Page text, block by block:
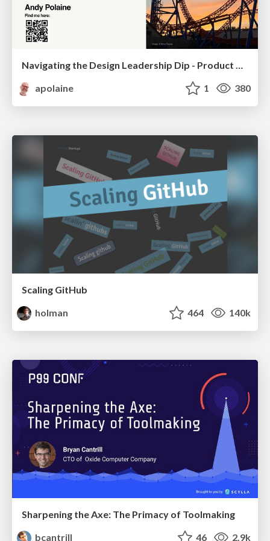
apolaine
1 380
Scaling GitHub
holman
464 140k
Sharpening the Axe: The Primacy of Toolmaking
bcantrill
46 2.9k